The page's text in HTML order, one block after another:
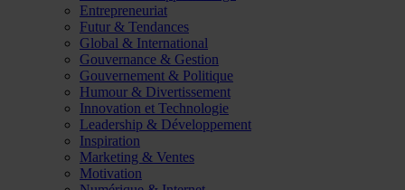
Entrepreneuriat
Futur & Tendances
Global & International
Gouvernance & Gestion
Gouvernement & Politique
Humour & Divertissement
Innovation et Technologie
Leadership & Développement
Inspiration
Marketing & Ventes
Motivation